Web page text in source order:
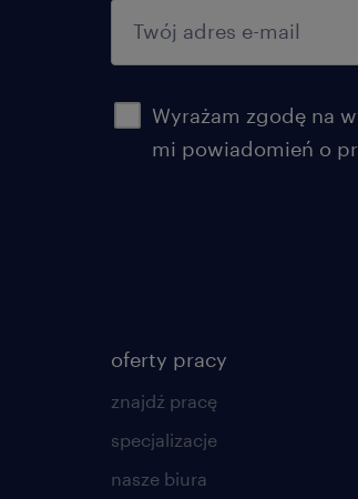
Wyrażam zgodę na
mi powiadomień o
potwierdź
oferty pracy
znajdź pracę
specjalizacje
nasze biura